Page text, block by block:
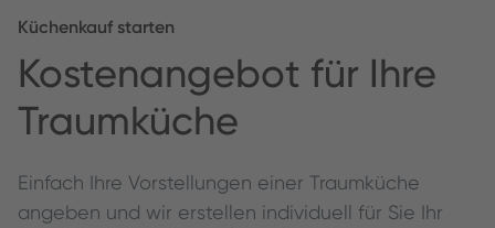
Küchenkauf starten
Kos­te­nange­bot für Ihre
Traumküche
Ein­fach Ihre Vorstel­lun­gen ein­er Traumküche
angeben und wir erstellen individuell für Sie Ihr